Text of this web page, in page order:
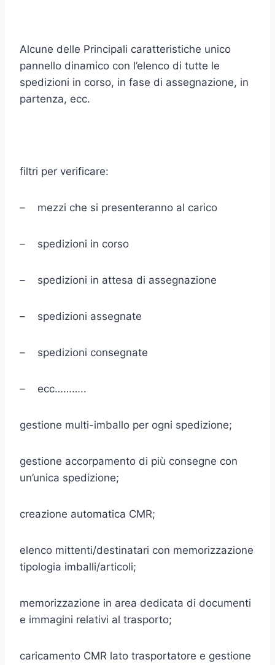
Alcune delle Principali caratteristiche unico
pannello dinamico con l’elenco di tutte le
spedizioni in corso, in fase di assegnazione, in
partenza, ecc.
filtri per verificare:
– mezzi che si presenteranno al carico
– spedizioni in corso
– spedizioni in attesa di assegnazione
– spedizioni assegnate
– spedizioni consegnate
– ecc………..
gestione multi-imballo per ogni spedizione;
gestione accorpamento di più consegne con
un’unica spedizione;
creazione automatica CMR;
elenco mittenti/destinatari con memorizzazione
tipologia imballi/articoli;
memorizzazione in area dedicata di documenti
e immagini relativi al trasporto;
caricamento CMR lato trasportatore e gestione